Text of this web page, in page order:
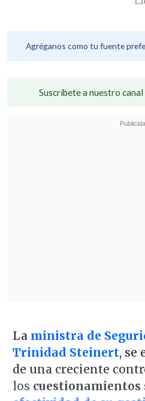
Agréganos como tu fuente
Suscríbete a nuestro canal
Laministra de
Trinidad Steinert, se
de una creciente
los cuestionamientos